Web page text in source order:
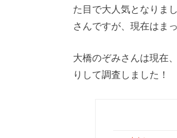
た目で大人気となりま
さんですが、現在はま
大橋のぞみさんは現在
りして調査しました！